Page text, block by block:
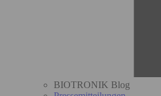
BIOTRONIK Blog